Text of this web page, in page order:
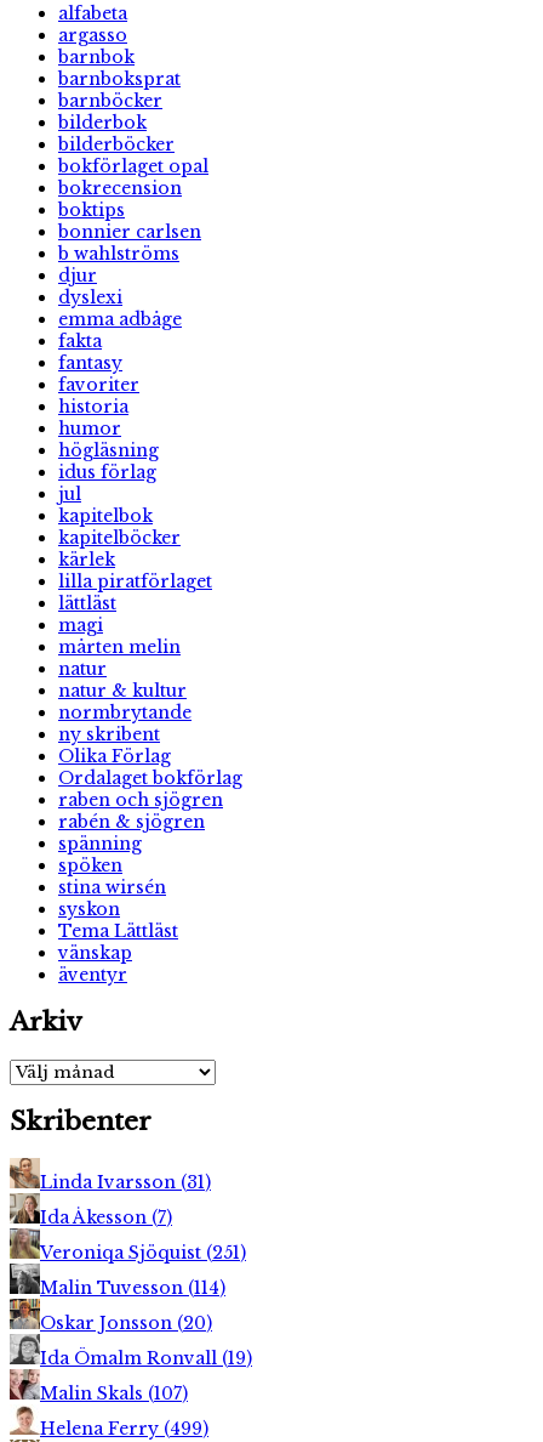
alfabeta
argasso
barnbok
barnboksprat
barnböcker
bilderbok
bilderböcker
bokförlaget opal
bokrecension
boktips
bonnier carlsen
b wahlströms
djur
dyslexi
emma adbåge
fakta
fantasy
favoriter
historia
humor
högläsning
idus förlag
jul
kapitelbok
kapitelböcker
kärlek
lilla piratförlaget
lättläst
magi
mårten melin
natur
natur & kultur
normbrytande
ny skribent
Olika Förlag
Ordalaget bokförlag
raben och sjögren
rabén & sjögren
spänning
spöken
stina wirsén
syskon
Tema Lättläst
vänskap
äventyr
Arkiv
Arkiv
Skribenter
Linda Ivarsson (31)
Ida Åkesson (7)
Veroniqa Sjöquist (251)
Malin Tuvesson (114)
Oskar Jonsson (20)
Ida Ömalm Ronvall (19)
Malin Skals (107)
Helena Ferry (499)